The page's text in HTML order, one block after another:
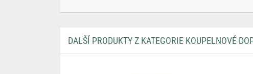
DALŠÍ PRODUKTY Z KATEGORIE KOUPELNOVÉ